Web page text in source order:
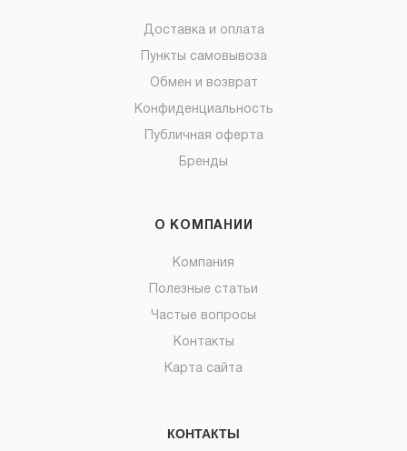
Доставка и оплата
Пункты самовывоза
Обмен и возврат
Конфиденциальность
Публичная оферта
Бренды
О КОМПАНИИ
Компания
Полезные статьи
Частые вопросы
Контакты
Карта сайта
КОНТАКТЫ